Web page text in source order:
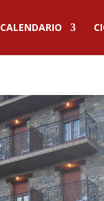
CALENDARIO